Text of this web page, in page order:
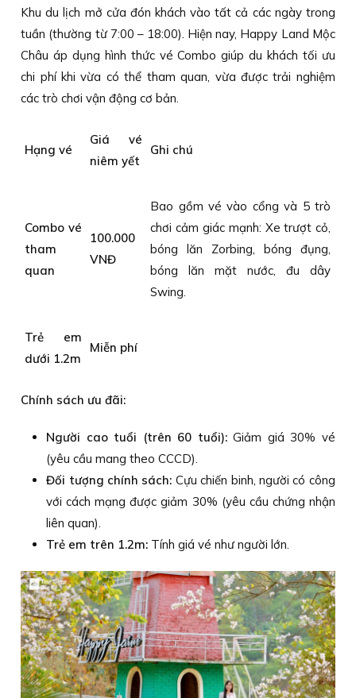
Khu du lịch mở cửa đón khách vào tất cả các ngày trong
tuần (thường từ 7:00 – 18:00). Hiện nay, Happy Land Mộc
Châu áp dụng hình thức vé Combo giúp du khách tối ưu
chi phí khi vừa có thể tham quan, vừa được trải nghiệm
các trò chơi vận động cơ bản.
Hạng vé
Giá vé
niêm yết
Ghi chú
Combo vé
tham
quan
100.000
VNĐ
Bao gồm vé vào cổng và 5 trò
chơi cảm giác mạnh: Xe trượt cỏ,
bóng lăn Zorbing, bóng đụng,
bóng lăn mặt nước, đu dây
Swing.
Trẻ em
dưới 1.2m
Miễn phí
Chính sách ưu đãi:
Người cao tuổi (trên 60 tuổi):Giảm giá 30% vé
(yêu cầu mang theo CCCD).
Đối tượng chính sách: Cựu chiến binh, người có công
với cách mạng được giảm 30% (yêu cầu chứng nhận
liên quan).
Trẻ em trên 1.2m: Tính giá vé như người lớn.